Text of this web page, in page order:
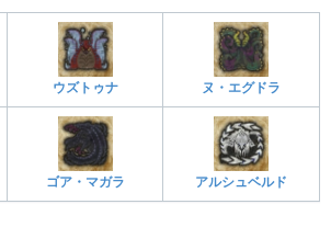
ウズトゥナ ヌ・エグドラ
ゴア・マガラ アルシュベルド